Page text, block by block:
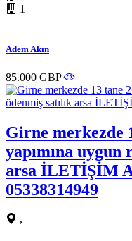
1
Adem Akın
85.000 GBP
Girne merkezde
yapımına uygun
arsa İLETİŞİM
05338314949
,